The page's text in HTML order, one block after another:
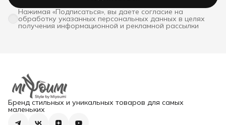
Нажимая «Подписаться», вы даете согласие на
обработку указанных персональных данных в целях
получения информационной и рекламной рассылки
Бренд стильных и уникальных товаров для самых
маленьких